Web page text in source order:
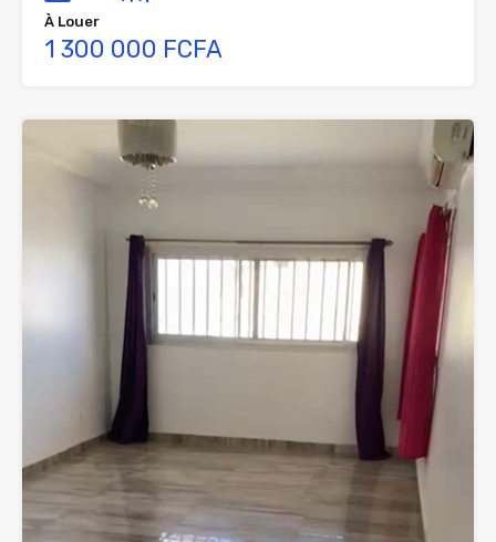
À Louer
1 300 000 FCFA